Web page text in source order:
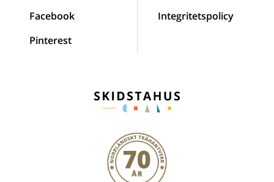
Facebook
Pinterest
Integritetspolicy